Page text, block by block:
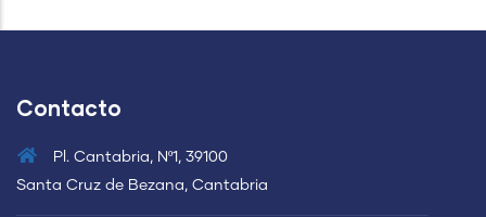
Contacto
Pl. Cantabria, Nº1, 39100
Santa Cruz de Bezana, Cantabria